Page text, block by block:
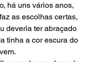
há uns vários anos,
as escolhas certas,
deveria ter abraçado
tinha a cor escura do